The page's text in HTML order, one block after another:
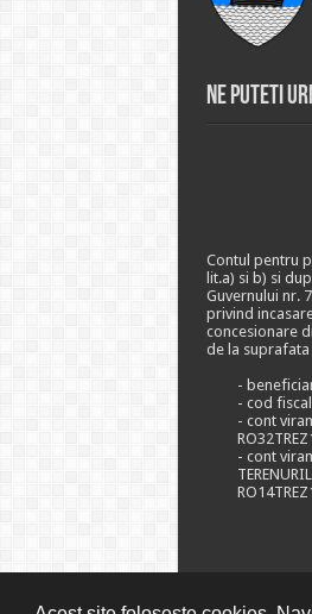
Ne puteti
Contul pentru
lit.a) si b) si
Guvernului nr.
privind
concesionare
de la suprafata
-
- cod
- cont
- cont